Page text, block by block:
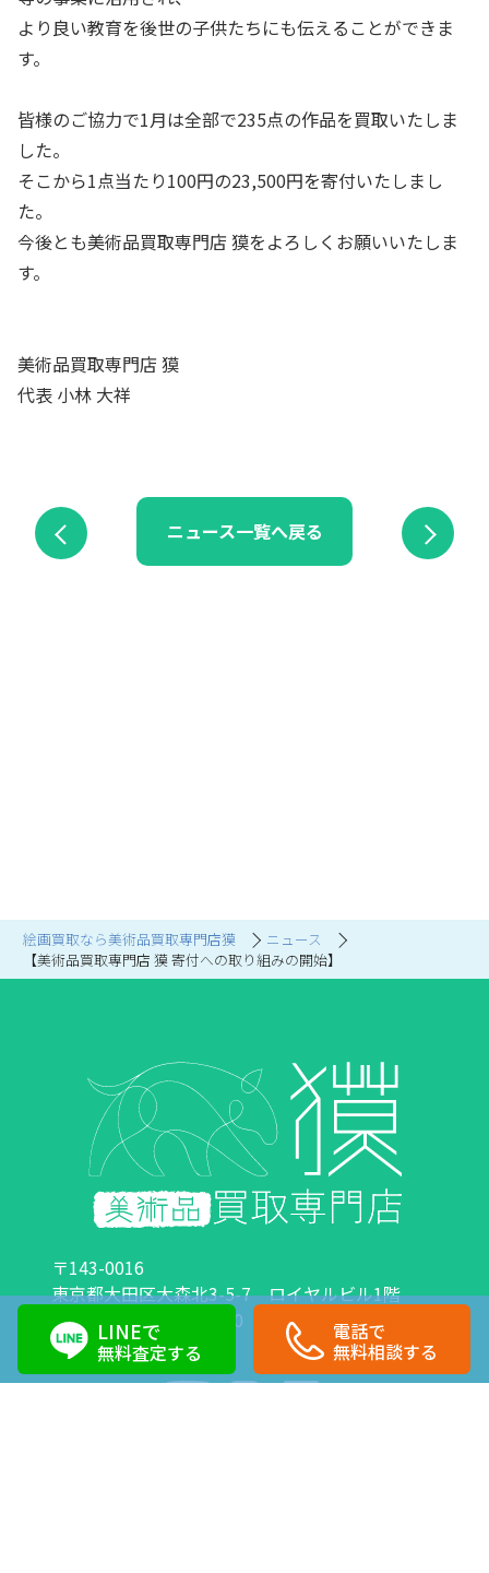
LINEで
無料査定する
電話で
無料相談する
絵画買取なら美術品買取専門店獏
ニュース
【美術品買取専門店 獏 寄付への取り組みの開始】
より良い教育を後世の子供たちにも伝えることができま
す。
皆様のご協力で1月は全部で235点の作品を買取いたしま
した。
そこから1点当たり100円の23,500円を寄付いたしまし
た。
今後とも美術品買取専門店 獏をよろしくお願いいたしま
す。
美術品買取専門店 獏
代表 小林 大祥
ニュース一覧へ戻る
〒143-0016
東京都大田区大森北3-5-7 ロイヤルビル1階
営業時間：10:00～18:00 定休日：日曜日・祝日
0120-89-0007 03-6423-1033